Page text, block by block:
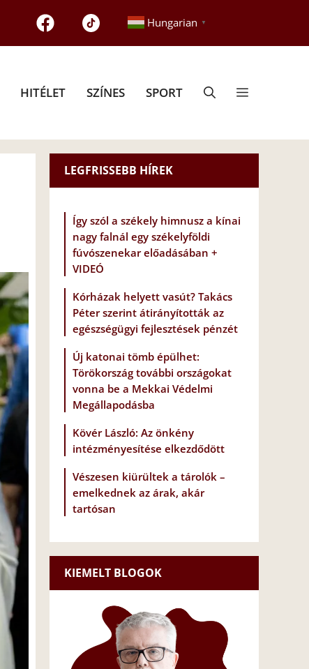
Hungarian ▼
HITÉLET SZÍNES SPORT
LEGFRISSEBB HÍREK
Így szól a székely himnusz a kínai
nagy falnál egy székelyföldi
fúvószenekar előadásában +
VIDEÓ
Kórházak helyett vasút? Takács
Péter szerint átirányították az
egészségügyi fejlesztések pénzét
Új katonai tömb épülhet:
Törökország további országokat
vonna be a Mekkai Védelmi
Megállapodásba
Kövér László: Az önkény
intézményesítése elkezdődött
Vészesen kiürültek a tárolók –
emelkednek az árak, akár
tartósan
KIEMELT BLOGOK